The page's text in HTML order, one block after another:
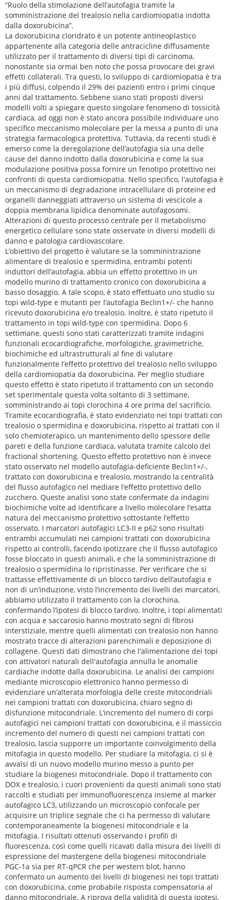
“Ruolo della stimolazione dell’autofagia tramite la
somministrazione del trealosio nella cardiomiopatia indotta
dalla doxorubicina”.
La doxorubicina cloridrato è un potente antineoplastico
appartenente alla categoria delle antracicline diffusamente
utilizzato per il trattamento di diversi tipi di carcinoma,
nonostante sia ormai ben noto che possa provocare dei gravi
effetti collaterali. Tra questi, lo sviluppo di cardiomiopatia è tra
i più diffusi, colpendo il 29% dei pazienti entro i primi cinque
anni dal trattamento. Sebbene siano stati proposti diversi
modelli volti a spiegare questo singolare fenomeno di tossicità
cardiaca, ad oggi non è stato ancora possibile individuare uno
specifico meccanismo molecolare per la messa a punto di una
strategia farmacologica protettiva. Tuttavia, da recenti studi è
emerso come la deregolazione dell’autofagia sia una delle
cause del danno indotto dalla doxorubicina e come la sua
modulazione positiva possa fornire un fenotipo protettivo nei
confronti di questa cardiomiopatia. Nello specifico, l'autofagia è
un meccanismo di degradazione intracellulare di proteine ed
organelli danneggiati attraverso un sistema di vescicole a
doppia membrana lipidica denominate autofagosomi.
Alterazioni di questo processo centrale per il metabolismo
energetico cellulare sono state osservate in diversi modelli di
danno e patologia cardiovascolare.
L’obiettivo del progetto è valutare se la somministrazione
alimentare di trealosio e spermidina, entrambi potenti
induttori dell’autofagia, abbia un effetto protettivo in un
modello murino di trattamento cronico con doxorubicina a
basso dosaggio. A tale scopo, è stato effettuato uno studio su
topi wild-type e mutanti per l’autofagia Beclin1+/- che hanno
ricevuto doxorubicina e/o trealosio. Inoltre, è stato ripetuto il
trattamento in topi wild-type con spermidina. Dopo 6
settimane, questi sono stati caratterizzati tramite indagini
funzionali ecocardiografiche, morfologiche, gravimetriche,
biochimiche ed ultrastrutturali al fine di valutare
funzionalmente l’effetto protettivo del trealosio nello sviluppo
della cardiomiopatia da doxorubicina. Per meglio studiare
questo effetto è stato ripetuto il trattamento con un secondo
set sperimentale questa volta soltanto di 3 settimane,
somministrando ai topi clorochina 4 ore prima del sacrificio.
Tramite ecocardiografia, è stato evidenziato nei topi trattati con
trealosio o spermidina e doxorubicina, rispetto ai trattati con il
solo chemioterapico, un mantenimento dello spessore delle
pareti e della funzione cardiaca, valutata tramite calcolo del
fractional shortening. Questo effetto protettivo non è invece
stato osservato nel modello autofagia-deficiente Beclin1+/-,
trattato con doxorubicina e trealosio, mostrando la centralità
del flusso autofagico nel mediare l’effetto protettivo dello
zucchero. Queste analisi sono state confermate da indagini
biochimiche volte ad identificare a livello molecolare l’esatta
natura del meccanismo protettivo sottostante l’effetto
osservato. I marcatori autofagici LC3-II e p62 sono risultati
entrambi accumulati nei campioni trattati con doxorubicina
rispetto ai controlli, facendo ipotizzare che il flusso autofagico
fosse bloccato in questi animali, e che la somministrazione di
trealosio o spermidina lo ripristinasse. Per verificare che si
trattasse effettivamente di un blocco tardivo dell’autofagia e
non di un’induzione, visto l’incremento dei livelli dei marcatori,
abbiamo utilizzato il trattamento con la clorochina,
confermando l’ipotesi di blocco tardivo. Inoltre, i topi alimentati
con acqua e saccarosio hanno mostrato segni di fibrosi
interstiziale, mentre quelli alimentati con trealosio non hanno
mostrato tracce di alterazioni parenchimali e deposizione di
collagene. Questi dati dimostrano che l'alimentazione dei topi
con attivatori naturali dell'autofagia annulla le anomalie
cardiache indotte dalla doxorubicina. Le analisi dei campioni
mediante microscopio elettronico hanno permesso di
evidenziare un’alterata morfologia delle creste mitocondriali
nei campioni trattati con doxorubicina, chiaro segno di
disfunzione mitocondriale. L’incremento del numero di corpi
autofagici nei campioni trattati con doxorubicina, e il massiccio
incremento del numero di questi nei campioni trattati con
trealosio, lascia supporre un importante coinvolgimento della
mitofagia in questo modello. Per studiare la mitofagia, ci si è
avvalsi di un nuovo modello murino messo a punto per
studiare la biogenesi mitocondriale. Dopo il trattamento con
DOX e trealosio, i cuori provenienti da questi animali sono stati
raccolti e studiati per immunofluorescenza insieme al marker
autofagico LC3, utilizzando un microscopio confocale per
acquisire un triplice segnale che ci ha permesso di valutare
contemporaneamente la biogenesi mitocondriale e la
mitofagia. I risultati ottenuti osservando i profili di
fluorescenza, così come quelli ricavati dalla misura dei livelli di
espressione del mastergene della biogenesi mitocondriale
PGC-1a sia per RT-qPCR che per western blot, hanno
confermato un aumento dei livelli di biogenesi nei topi trattati
con doxorubicina, come probabile risposta compensatoria al
danno mitocondriale. A riprova della validità di questa ipotesi,